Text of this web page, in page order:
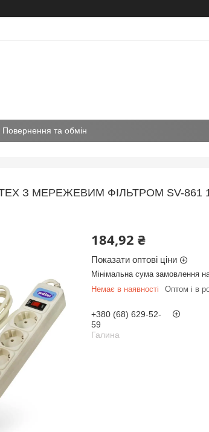
Повернення та обмін
З МЕРЕЖЕВИМ ФІЛЬТРОМ SV-861
184,92 ₴
Показати оптові ціни
Мінімальна сума замовлення
Немає в наявності
Оптом і в
+380 (68) 629-52-
59
Галина